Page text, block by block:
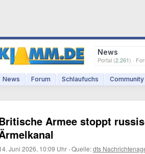
News
Portal (2.261) ·
News Forum Schlaufuchs Community
Armee stoppt
Juni 2026, 10:09 Uhr ·Quelle:dts